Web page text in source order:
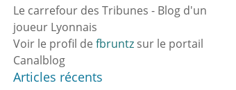
Le carrefour des Tribunes - Blog d'un
joueur Lyonnais
Voir le profil de fbruntz sur le portail
Canalblog
Articles récents